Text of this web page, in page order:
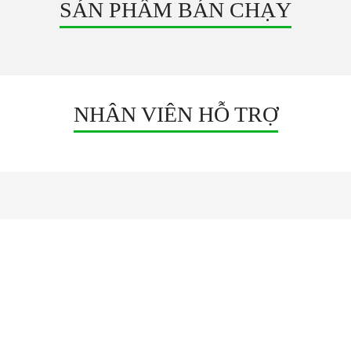
6500K
Chất liệu: Mạch hàn
rộng 12mm
6500K
Chất liệu: Mạch hàn
SẢN PHẨM BÁN CHẠY
NHÂN VIÊN HỖ TRỢ